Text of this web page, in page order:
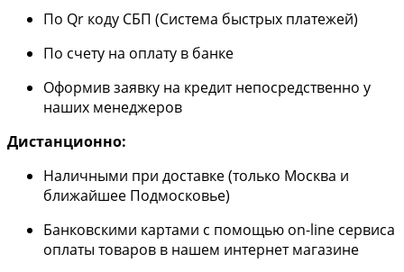
По Qr коду СБП (Система быстрых платежей)
По счету на оплату в банке
Оформив заявку на кредит непосредственно у
наших менеджеров
Дистанционно:
Наличными при доставке (только Москва и
ближайшее Подмосковье)
Банковскими картами с помощью on-line сервиса
оплаты товаров в нашем интернет магазине